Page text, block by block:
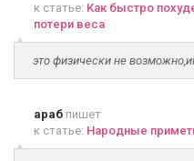
к статье: Как быстро
потери веса
это физически не
араб пишет
к статье: Народные